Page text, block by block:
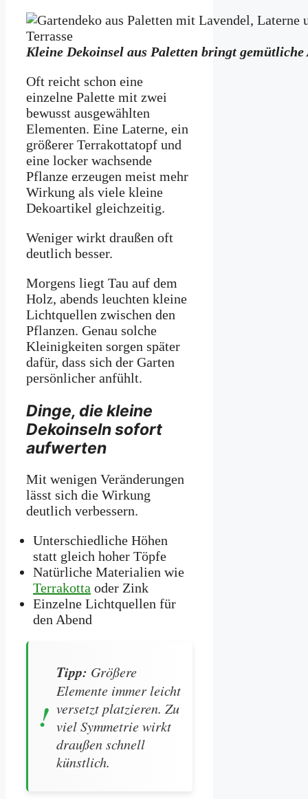
Kleine Dekoinsel aus Paletten bringt gemütliche
Oft reicht schon eine
einzelne Palette mit zwei
bewusst ausgewählten
Elementen. Eine Laterne, ein
größerer Terrakottatopf und
eine locker wachsende
Pflanze erzeugen meist mehr
Wirkung als viele kleine
Dekoartikel gleichzeitig.
Weniger wirkt draußen oft
deutlich besser.
Morgens liegt Tau auf dem
Holz, abends leuchten kleine
Lichtquellen zwischen den
Pflanzen. Genau solche
Kleinigkeiten sorgen später
dafür, dass sich der Garten
persönlicher anfühlt.
Dinge, die kleine
Dekoinseln sofort
aufwerten
Mit wenigen Veränderungen
lässt sich die Wirkung
deutlich verbessern.
Unterschiedliche Höhen
statt gleich hoher Töpfe
Natürliche Materialien wie
Terrakotta oder Zink
Einzelne Lichtquellen für
den Abend
Tipp: Größere
Elemente immer leicht
versetzt platzieren. Zu
viel Symmetrie wirkt
draußen schnell
künstlich.